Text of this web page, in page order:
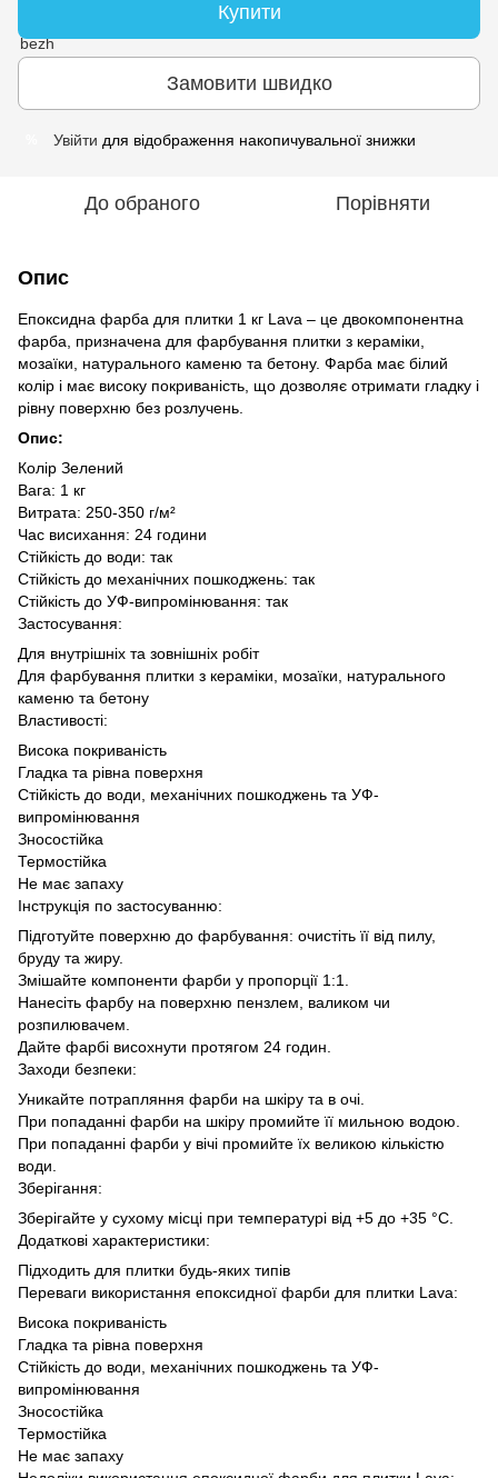
Купити
Замовити швидко
Увійти для відображення накопичувальної знижки
До обраного Порівняти
Опис
Епоксидна фарба для плитки 1 кг Lava – це двокомпонентна
фарба, призначена для фарбування плитки з кераміки,
мозаїки, натурального каменю та бетону. Фарба має білий
колір і має високу покриваність, що дозволяє отримати гладку і
рівну поверхню без розлучень.
Опис:
Колір Зелений
Вага: 1 кг
Витрата: 250-350 г/м²
Час висихання: 24 години
Стійкість до води: так
Стійкість до механічних пошкоджень: так
Стійкість до УФ-випромінювання: так
Застосування:
Для внутрішніх та зовнішніх робіт
Для фарбування плитки з кераміки, мозаїки, натурального
каменю та бетону
Властивості:
Висока покриваність
Гладка та рівна поверхня
Стійкість до води, механічних пошкоджень та УФ-
випромінювання
Зносостійка
Термостійка
Не має запаху
Інструкція по застосуванню:
Підготуйте поверхню до фарбування: очистіть її від пилу,
бруду та жиру.
Змішайте компоненти фарби у пропорції 1:1.
Нанесіть фарбу на поверхню пензлем, валиком чи
розпилювачем.
Дайте фарбі висохнути протягом 24 годин.
Заходи безпеки:
Уникайте потрапляння фарби на шкіру та в очі.
При попаданні фарби на шкіру промийте її мильною водою.
При попаданні фарби у вічі промийте їх великою кількістю
води.
Зберігання:
Зберігайте у сухому місці при температурі від +5 до +35 °C.
Додаткові характеристики:
Підходить для плитки будь-яких типів
Переваги використання епоксидної фарби для плитки Lava:
Висока покриваність
Гладка та рівна поверхня
Стійкість до води, механічних пошкоджень та УФ-
випромінювання
Зносостійка
Термостійка
Не має запаху